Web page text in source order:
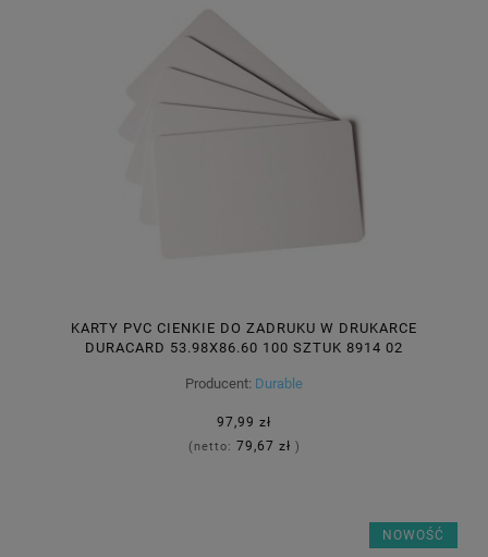
KARTY PVC CIENKIE DO ZADRUKU W DRUKARCE
DURACARD 53.98X86.60 100 SZTUK 8914 02
Producent: Durable
97,99 zł
(netto: 79,67 zł )
NOWOŚĆ